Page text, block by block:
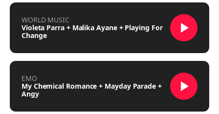
WORLD MUSIC
Violeta Parra + Malika Ayane + Playing For
Change
EMO
My Chemical Romance + Mayday Parade +
Angy